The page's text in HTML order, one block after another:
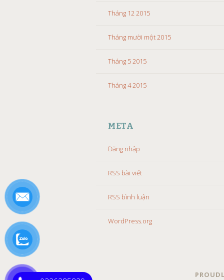
Tháng 12 2015
Tháng mười một 2015
Tháng 5 2015
Tháng 4 2015
META
Đăng nhập
RSS bài viết
RSS bình luận
WordPress.org